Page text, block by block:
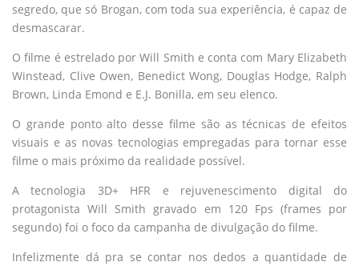
segredo, que só Brogan, com toda sua experiência, é capaz de
desmascarar.
O filme é estrelado por Will Smith e conta com Mary Elizabeth
Winstead, Clive Owen, Benedict Wong, Douglas Hodge, Ralph
Brown, Linda Emond e E.J. Bonilla, em seu elenco.
O grande ponto alto desse filme são as técnicas de efeitos
visuais e as novas tecnologias empregadas para tornar esse
filme o mais próximo da realidade possível.
A tecnologia 3D+ HFR e rejuvenescimento digital do
protagonista Will Smith gravado em 120 Fps (frames por
segundo) foi o foco da campanha de divulgação do filme.
Infelizmente dá pra se contar nos dedos a quantidade de